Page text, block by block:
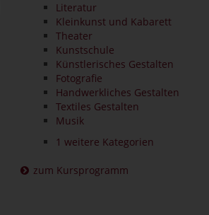
Literatur
Kleinkunst und Kabarett
Theater
Kunstschule
Künstlerisches Gestalten
Fotografie
Handwerkliches Gestalten
Textiles Gestalten
Musik
1 weitere Kategorien
zum Kursprogramm